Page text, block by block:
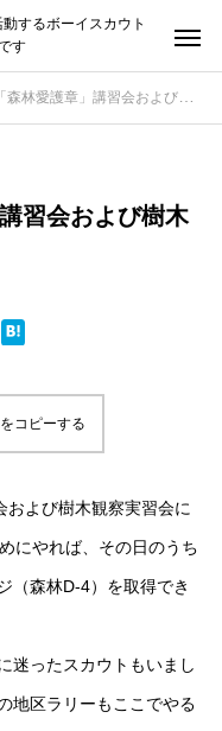
するボーイスカウト
す
護章」講習会および樹木観察実習会
習会および樹木
コピーする
よび樹木観察実習会に
にやれば、その日のうち
（森林D-4）を取得でき
迷ったスカウトもいまし
地区ラリーもここでやる